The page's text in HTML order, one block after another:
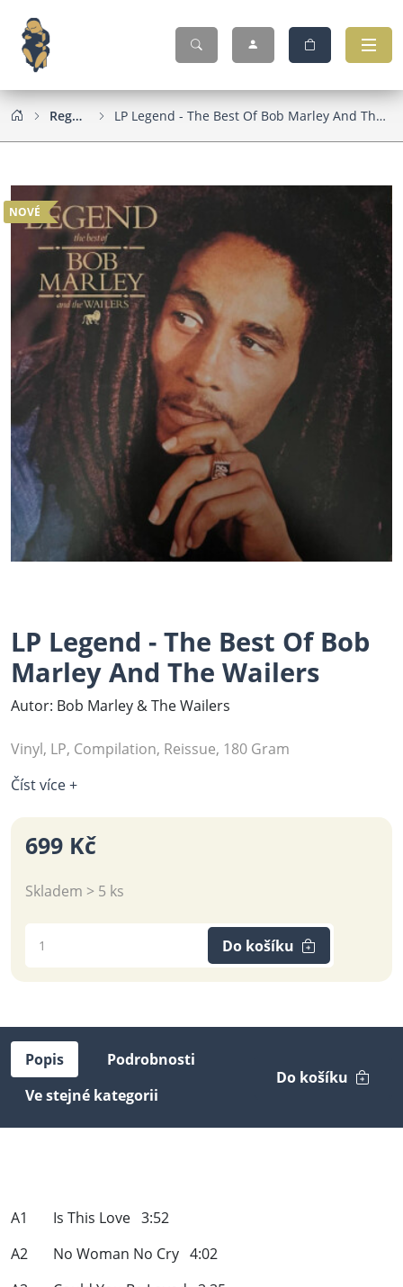
Reggae LP Legend - The Best Of Bob Marley And The Wailers
NOVÉ
LP Legend - The Best Of Bob
Marley And The Wailers
Autor: Bob Marley & The Wailers
Vinyl, LP, Compilation, Reissue, 180 Gram
Číst více +
699 Kč
Skladem > 5 ks
Do košíku
Popis
Podrobnosti
Ve stejné kategorii
Do košíku
A1 Is This Love 3:52
A2 No Woman No Cry 4:02